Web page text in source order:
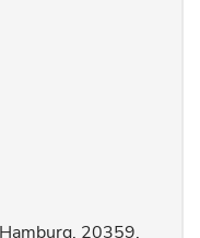
20359,